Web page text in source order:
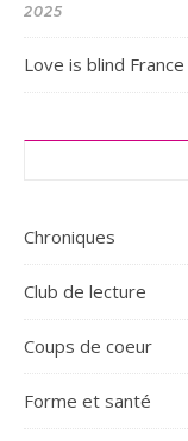
2025
Love is blind France
Chroniques
Club de lecture
Coups de coeur
Forme et santé